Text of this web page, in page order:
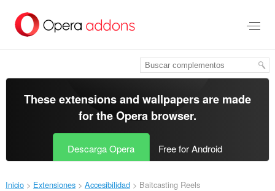
contenido
These extensions and wallpapers are made
for theOpera browser.
Descarga Opera Free for Android
Inicio Extensiones Accesibilidad Baitcasting Reels‎